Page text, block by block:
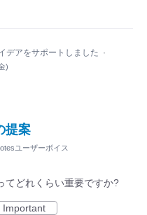
デアをサポートしました ·
)
提案
ユーザーボイス
てどれくらい重要ですか?
Important